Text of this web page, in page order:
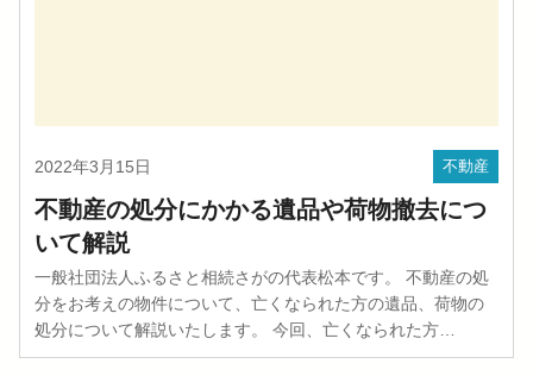
2022年3月15日 不動産
不動産の処分にかかる遺品や荷物撤去につ
いて解説
一般社団法人ふるさと相続さがの代表松本です。 不動産の処
分をお考えの物件について、亡くなられた方の遺品、荷物の
処分について解説いたします。 今回、亡くなられた方…